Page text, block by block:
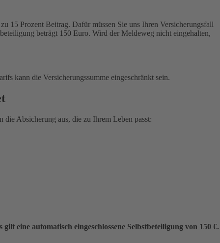
15 Prozent Beitrag. Dafür müssen Sie uns Ihren Versicherungsfall
beträgt 150 Euro. Wird der Meldeweg nicht eingehalten,
kann die Versicherungssumme eingeschränkt sein.
die Absicherung aus, die zu Ihrem Leben passt:
eine automatisch eingeschlossene Selbstbeteiligung von 150 €.